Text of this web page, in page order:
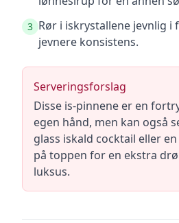
3 Rør i iskrystallene jevnlig i
jevnere konsistens.
Serveringsforslag
Disse is-pinnene er en
egen hånd, men kan også
glass iskald cocktail eller
på toppen for en ekstra
luksus.